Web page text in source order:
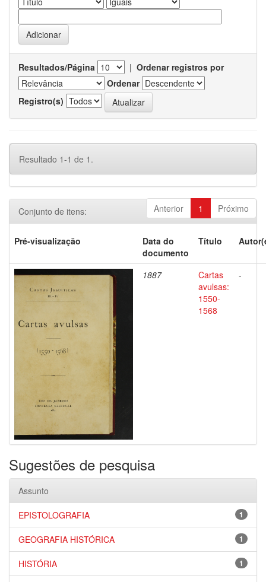
Resultados/Página | Ordenar registros por
Ordenar
Registro(s)
Resultado 1-1 de 1.
Anterior 1 Próximo
Conjunto de itens:
Pré-visualização
Data do
documento
Título
1887
Cartas
avulsas:
1550-
1568
-
Sugestões de pesquisa
Assunto
1
EPISTOLOGRAFIA
1
GEOGRAFIA HISTÓRICA
1
HISTÓRIA